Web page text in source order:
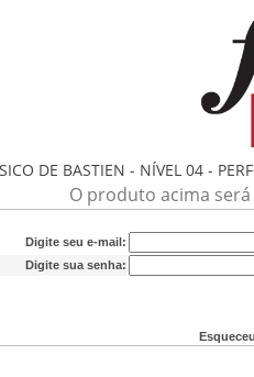
DE BASTIEN - NÍVEL 04 -
O produto acima
Digite seu e-mail:
Digite sua senha: